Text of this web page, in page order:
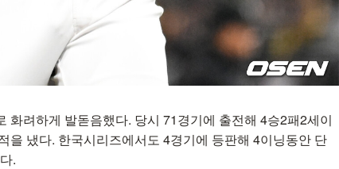
화려하게 발돋음했다. 당시 71경기에 출전해 4승2패2세이
을 냈다. 한국시리즈에서도 4경기에 등판해 4이닝동안 단
.